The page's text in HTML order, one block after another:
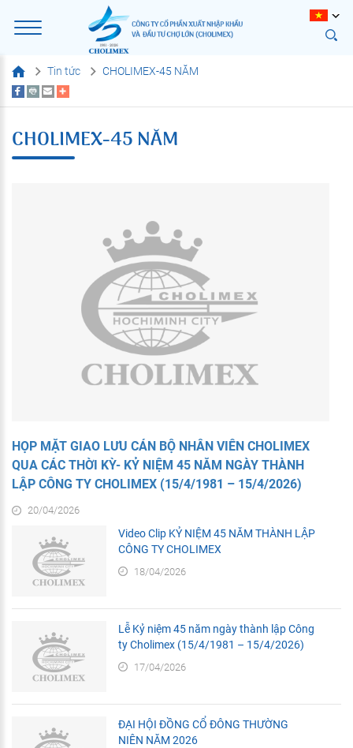
Tin tức CHOLIMEX-45 NĂM
CHOLIMEX-45 NĂM
HỌP MẶT GIAO LƯU CÁN BỘ NHÂN VIÊN CHOLIMEX
QUA CÁC THỜI KỲ- KỶ NIỆM 45 NĂM NGÀY THÀNH
LẬP CÔNG TY CHOLIMEX (15/4/1981 – 15/4/2026)
20/04/2026
Video Clip KỶ NIỆM 45 NĂM THÀNH LẬP
CÔNG TY CHOLIMEX
18/04/2026
Lễ Kỷ niệm 45 năm ngày thành lập Công
ty Cholimex (15/4/1981 – 15/4/2026)
17/04/2026
ĐẠI HỘI ĐỒNG CỔ ĐÔNG THƯỜNG
NIÊN NĂM 2026